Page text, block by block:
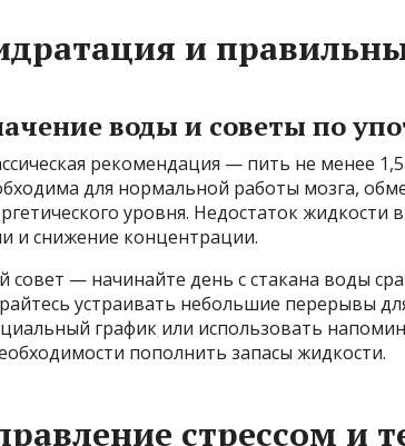
и
воды и советы по
рекомендация — пить не менее
для нормальной работы мозга,
уровня. Недостаток
и снижение концентрации.
совет — начинайте день с стакана воды
устраивать небольшие перерывы
график или использовать
пополнить запасы жидкости.
стрессом и